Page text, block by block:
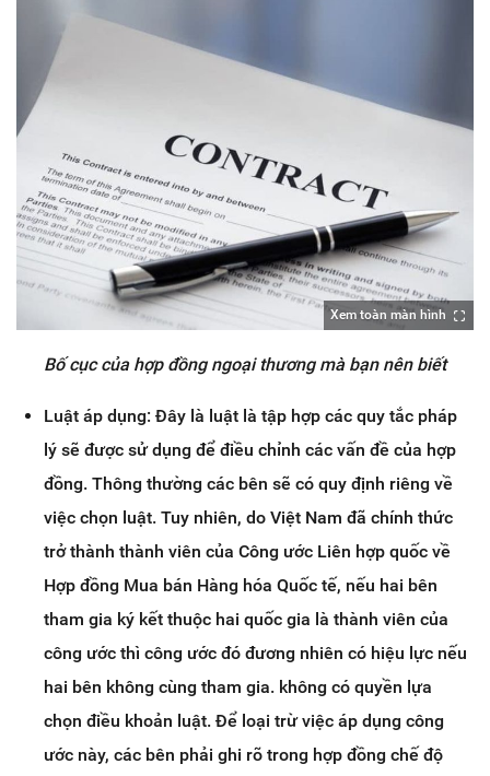
Xem toàn màn hình
Bố cục của hợp đồng ngoại thương mà bạn nên biết
Luật áp dụng: Đây là luật là tập hợp các quy tắc pháp
lý sẽ được sử dụng để điều chỉnh các vấn đề của hợp
đồng. Thông thường các bên sẽ có quy định riêng về
việc chọn luật. Tuy nhiên, do Việt Nam đã chính thức
trở thành thành viên của Công ước Liên hợp quốc về
Hợp đồng Mua bán Hàng hóa Quốc tế, nếu hai bên
tham gia ký kết thuộc hai quốc gia là thành viên của
công ước thì công ước đó đương nhiên có hiệu lực nếu
hai bên không cùng tham gia. không có quyền lựa
chọn điều khoản luật. Để loại trừ việc áp dụng công
ước này, các bên phải ghi rõ trong hợp đồng chế độ